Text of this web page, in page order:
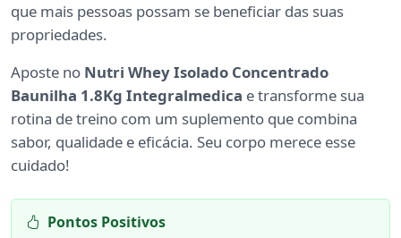
que mais pessoas possam se beneficiar das suas
propriedades.
Aposte no Nutri Whey Isolado Concentrado
Baunilha 1.8Kg Integralmedica e transforme sua
rotina de treino com um suplemento que combina
sabor, qualidade e eficácia. Seu corpo merece esse
cuidado!
Pontos Positivos